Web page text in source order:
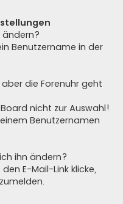
ändern?
Benutzername in der
die Forenuhr geht
nicht zur Auswahl!
Benutzernamen
ihn ändern?
E-Mail-Link klicke,